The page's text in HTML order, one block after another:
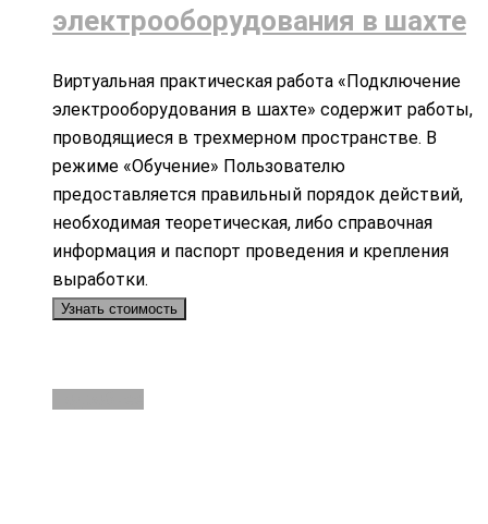
электрооборудования в шахте
Виртуальная практическая работа «Подключение
электрооборудования в шахте» содержит работы,
проводящиеся в трехмерном пространстве. В
режиме «Обучение» Пользователю
предоставляется правильный порядок действий,
необходимая теоретическая, либо справочная
информация и паспорт проведения и крепления
выработки.
Узнать стоимость